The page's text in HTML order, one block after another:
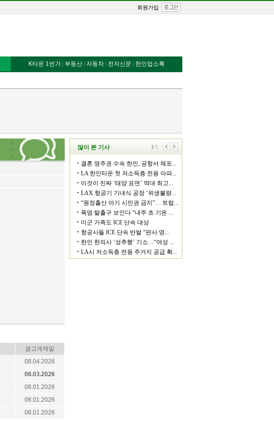
회원가입
K타운 1번가 | 부동산 | 자동차 | 전자신문 | 한인업소록
광고게재일
08.04.2026
08.03.2026
08.01.2026
08.01.2026
08.01.2026